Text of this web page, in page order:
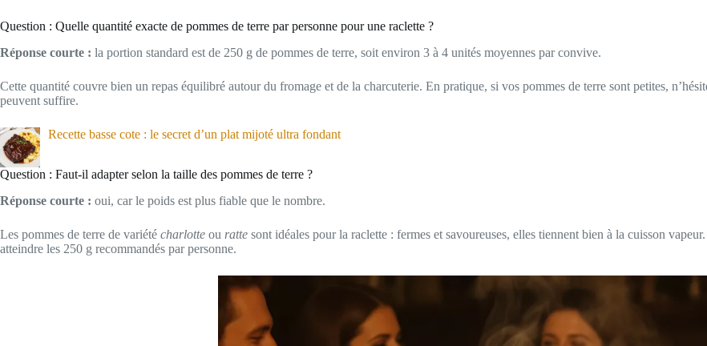
Question : Quelle quantité exacte de pommes de terre par personne pour une raclette ?
Réponse courte : la portion standard est de 250 g de pommes de terre, soit environ 3 à 4 unités moyennes par convive.
Cette quantité couvre bien un repas équilibré autour du fromage et de la charcuterie. En pratique, si vos pommes de terre sont petites,
peuvent suffire.
Recette basse cote : le secret d’un plat mijoté ultra fondant
Question : Faut-il adapter selon la taille des pommes de terre ?
Réponse courte : oui, car le poids est plus fiable que le nombre.
Les pommes de terre de variété charlotte ou ratte sont idéales pour la raclette : fermes et savoureuses, elles tiennent bien à la cuisson
atteindre les 250 g recommandés par personne.